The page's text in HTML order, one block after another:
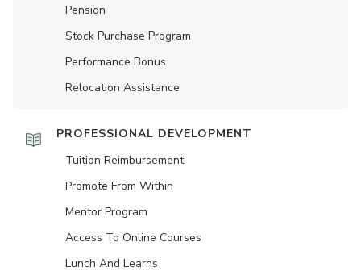
Pension
Stock Purchase Program
Performance Bonus
Relocation Assistance
PROFESSIONAL DEVELOPMENT
Tuition Reimbursement
Promote From Within
Mentor Program
Access To Online Courses
Lunch And Learns